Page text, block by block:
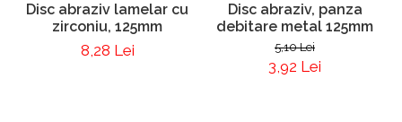
Disc abraziv lamelar cu
zirconiu, 125mm
8,28 Lei
Disc abraziv, panza
debitare metal 125mm
5,10 Lei
3,92 Lei